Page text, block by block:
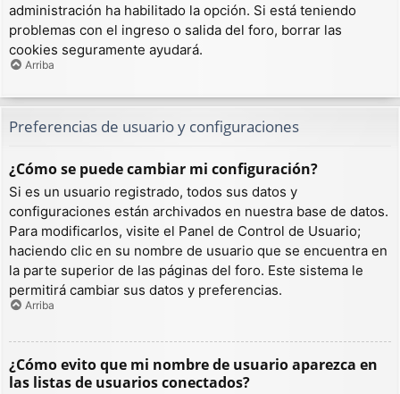
administración ha habilitado la opción. Si está teniendo
problemas con el ingreso o salida del foro, borrar las
cookies seguramente ayudará.
Arriba
Preferencias de usuario y configuraciones
¿Cómo se puede cambiar mi configuración?
Si es un usuario registrado, todos sus datos y
configuraciones están archivados en nuestra base de datos.
Para modificarlos, visite el Panel de Control de Usuario;
haciendo clic en su nombre de usuario que se encuentra en
la parte superior de las páginas del foro. Este sistema le
permitirá cambiar sus datos y preferencias.
Arriba
¿Cómo evito que mi nombre de usuario aparezca en
las listas de usuarios conectados?